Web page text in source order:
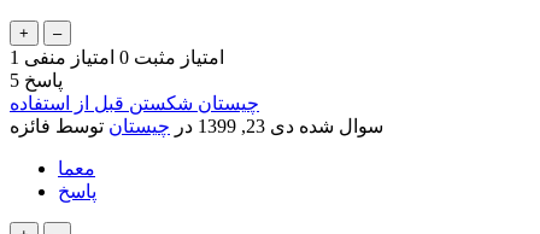
1 امتیاز مثبت 0 امتیاز منفی
5 پاسخ
چیستان شکستن قبل از استفاده
سوال شده دی 23, 1399 در چیستان توسط فائزه
معما
پاسخ